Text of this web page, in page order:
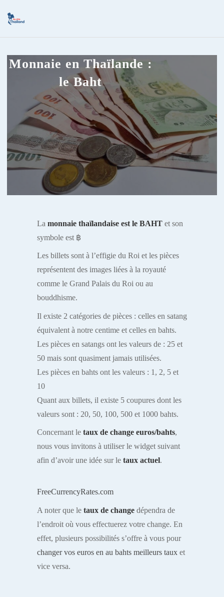
Monnaie en Thaïlande :
le Baht
La monnaie thaïlandaise est le BAHT et son
symbole est ฿
Les billets sont à l’effigie du Roi et les pièces
représentent des images liées à la royauté
comme le Grand Palais du Roi ou au
bouddhisme.
Il existe 2 catégories de pièces : celles en satang
équivalent à notre centime et celles en bahts.
Les pièces en satangs ont les valeurs de : 25 et
50 mais sont quasiment jamais utilisées.
Les pièces en bahts ont les valeurs : 1, 2, 5 et
10
Quant aux billets, il existe 5 coupures dont les
valeurs sont : 20, 50, 100, 500 et 1000 bahts.
Concernant le taux de change euros/bahts,
nous vous invitons à utiliser le widget suivant
afin d’avoir une idée sur le taux actuel.
FreeCurrencyRates.com
A noter que le taux de change dépendra de
l’endroit où vous effectuerez votre change. En
effet, plusieurs possibilités s’offre à vous pour
changer vos euros en au bahts meilleurs taux et
vice versa.